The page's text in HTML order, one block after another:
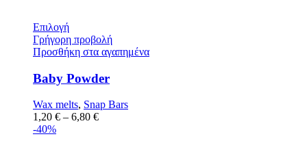
Επιλογή
Γρήγορη προβολή
Προσθήκη στα αγαπημένα
Baby Powder
Wax melts, Snap Bars
1,20 € – 6,80 €
-40%